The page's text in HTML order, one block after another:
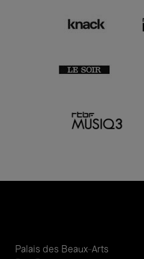
Palais des Beaux-Arts